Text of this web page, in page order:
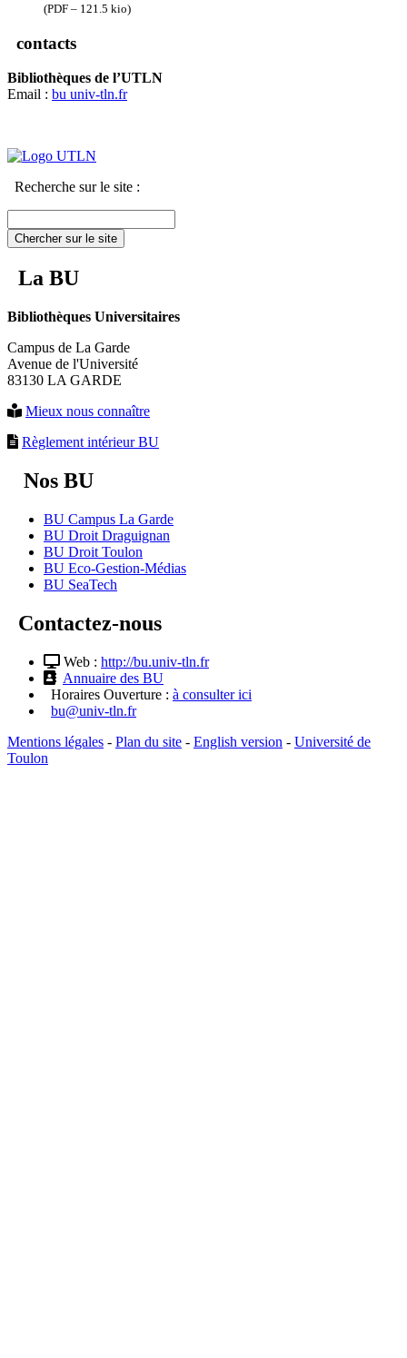
(PDF – 121.5 kio)
contacts
Bibliothèques de l’UTLN
Email : bu univ-tln.fr
Recherche sur le site :
Chercher sur le site
La BU
Bibliothèques Universitaires
Campus de La Garde
Avenue de l'Université
83130 LA GARDE
Mieux nous connaître
Règlement intérieur BU
Nos BU
BU Campus La Garde
BU Droit Draguignan
BU Droit Toulon
BU Eco-Gestion-Médias
BU SeaTech
Contactez-nous
Web : http://bu.univ-tln.fr
Annuaire des BU
Horaires Ouverture : à consulter ici
bu@univ-tln.fr
Mentions légales - Plan du site - English version - Université de
Toulon